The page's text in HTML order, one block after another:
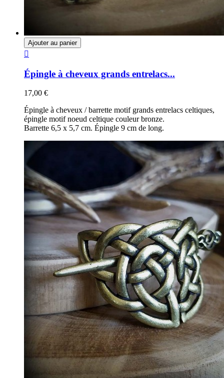
Ajouter au panier

Épingle à cheveux grands entrelacs...
17,00 €
Épingle à cheveux / barrette motif grands entrelacs celtiques,
épingle motif noeud celtique couleur bronze.
Barrette 6,5 x 5,7 cm. Épingle 9 cm de long.